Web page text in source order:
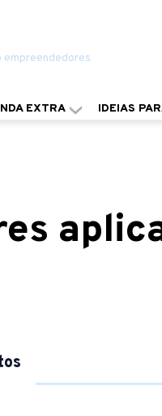
empreendedores
EXTRA IDEIAS